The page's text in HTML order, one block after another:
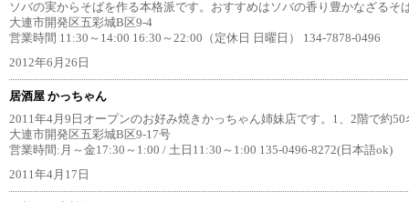
ソバの実からそばを作る本格派です。おすすめはソバの香り豊かなざるそ
大連市開発区五彩城B区9-4
営業時間 11:30～14:00 16:30～22:00（定休日 日曜日） 134-7878-0496
2012年6月26日
居酒屋 かっちゃん
2011年4月9日オープンのお好み焼きかっちゃん姉妹店です。1、2階で約
大連市開発区五彩城B区9-17号
営業時間:月～金17:30～1:00 / 土日11:30～1:00 135-0496-8272(日本語ok)
2011年4月17日